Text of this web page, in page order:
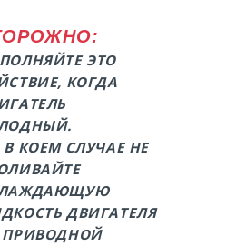
ЭТО
КОГДА
КОЕМ СЛУЧАЕ НЕ
ДВИГАТЕЛЯ
ПРИВОДНОЙ